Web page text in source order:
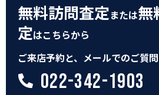
無料訪問査定または無
定はこちらから
ご来店予約と、メールでのご質
022-342-1903